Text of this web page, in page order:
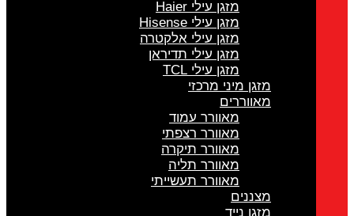
מזגן עילי Haier
מזגן עילי Hisense
מזגן עילי אלקטרה
מזגן עילי תדיראן
מזגן עילי TCL
מזגן מיני מרכזי
מאווררים
מאוורר עמוד
מאוורר רצפתי
מאוורר תיקרה
מאוורר תליה
מאוורר תעשייתי
מצננים
מזגן נייד